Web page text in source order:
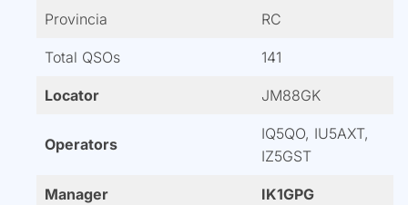
Provincia RC
Total QSOs 141
Locator JM88GK
Operators
IQ5QO, IU5AXT,
IZ5GST
Manager IK1GPG